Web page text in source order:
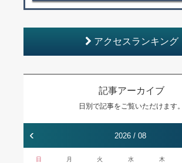
アクセスランキング
記事アーカイブ
日別で記事をご覧いただけます。
‹ 2026 / 08
日 月 火 水 木